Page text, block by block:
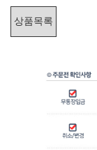
상품목록